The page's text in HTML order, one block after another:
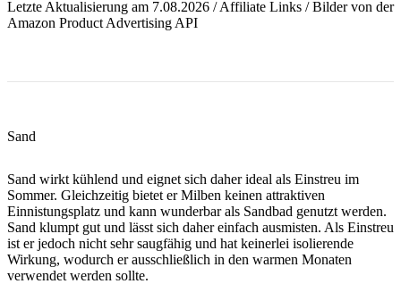
Letzte Aktualisierung am 7.08.2026 / Affiliate Links / Bilder von der
Amazon Product Advertising API
Sand
Sand wirkt kühlend und eignet sich daher ideal als Einstreu im
Sommer. Gleichzeitig bietet er Milben keinen attraktiven
Einnistungsplatz und kann wunderbar als Sandbad genutzt werden.
Sand klumpt gut und lässt sich daher einfach ausmisten. Als Einstreu
ist er jedoch nicht sehr saugfähig und hat keinerlei isolierende
Wirkung, wodurch er ausschließlich in den warmen Monaten
verwendet werden sollte.